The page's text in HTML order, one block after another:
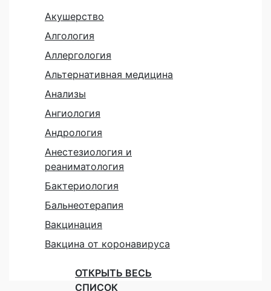
Акушерство
Алгология
Аллергология
Альтернативная медицина
Анализы
Ангиология
Андрология
Анестезиология и
реаниматология
Бактериология
Бальнеотерапия
Вакцинация
Вакцина от коронавируса
ОТКРЫТЬ ВЕСЬ
СПИСОК